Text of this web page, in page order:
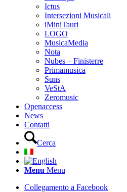
Ictus
Intersezioni Musicali
iMiniTauri
LOGO
MusicaMedia
Nota
Nubes – Finisterre
Primamusica
Suns
VeStA
Zeromusic
Openaccess
News
Contatti
Cerca
Menu Menu
Collegamento a Facebook